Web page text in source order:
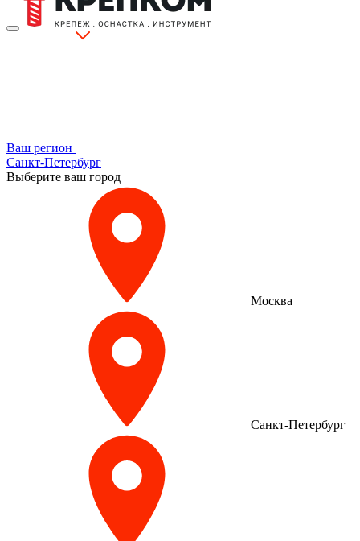
Ваш регион
Санкт-Петербург
Выберите ваш город
Москва
Санкт-Петербург